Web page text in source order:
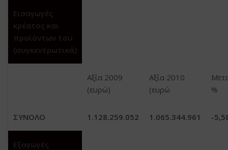
Εισαγωγές
κρέατος και
προϊόντων του
(συγκεντρωτικά)
Αξία 2009
(ευρώ)
Αξία 2010
(ευρώ
%
ΣΥΝΟΛΟ 1.128.259.052 1.065.344.961 -
Εξαγωγές